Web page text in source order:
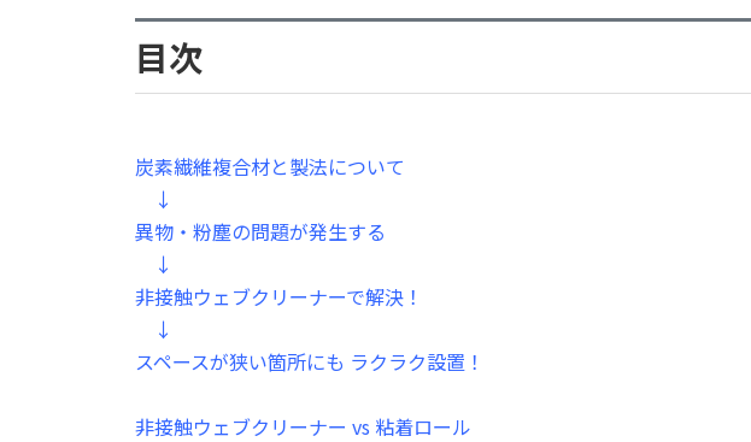
目次
炭素繊維複合材と製法について
↓
異物・粉塵の問題が発生する
↓
非接触ウェブクリーナーで解決！
↓
スペースが狭い箇所にも ラクラク設置！
非接触ウェブクリーナー vs 粘着ロール